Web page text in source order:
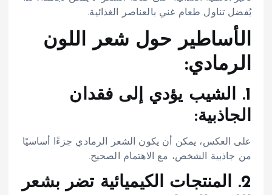
يُفضل تناول طعام غني بالعناصر الغذائية.
الأساطير حول شعر اللون
الرمادي:
1. الشيب يؤدي إلى فقدان
الجاذبية:
على العكس، يمكن أن يكون الشعر الرمادي جزءًا أساسيًا
من جاذبية الشخص، مع الاهتمام الصحيح.
2. المنتجات الكيميائية تضر بشعر